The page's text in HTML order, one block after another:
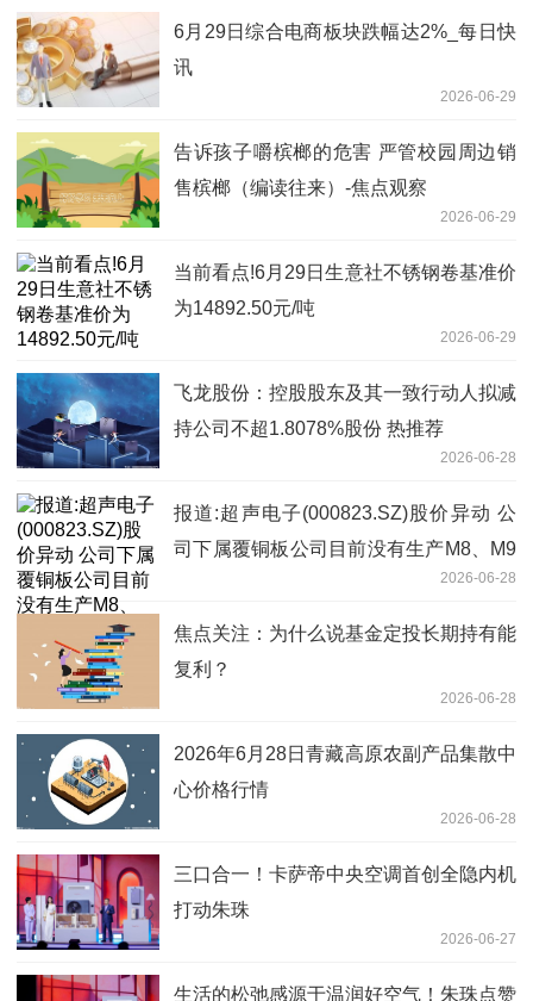
6月29日综合电商板块跌幅达2%_每日快
讯
2026-06-29
告诉孩子嚼槟榔的危害 严管校园周边销
售槟榔（编读往来）-焦点观察
2026-06-29
当前看点!6月29日生意社不锈钢卷基准价
为14892.50元/吨
2026-06-29
飞龙股份：控股股东及其一致行动人拟减
持公司不超1.8078%股份 热推荐
2026-06-28
报道:超声电子(000823.SZ)股价异动 公
司下属覆铜板公司目前没有生产M8、M9
2026-06-28
焦点关注：为什么说基金定投长期持有能
复利？
2026-06-28
2026年6月28日青藏高原农副产品集散中
心价格行情
2026-06-28
三口合一！卡萨帝中央空调首创全隐内机
打动朱珠
2026-06-27
生活的松弛感源于温润好空气！朱珠点赞